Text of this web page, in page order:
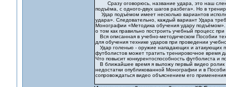
Сразу оговорюсь, название удара, это наш
подъёма, с одного-двух шагов разбега». Но в
Удар подъёмом имеет несколько вариантов
удара». Следовательно, каждый вариант Удара
Монографии «Методика обучения удару
о том как правильно построить учебный процесс
Вся описанная в учебно-методическом Пособии
для обучения технике ударов при проведении
Удар голенью - оружие нападающих и атакующих
футболистов может тратить тренировочное время
Что повысит конкурентоспособность футболиста и
В ближайшее время я выложу первый видео ролик
недостатки опубликованной Монографии и в
сопровождаться видео объяснением его